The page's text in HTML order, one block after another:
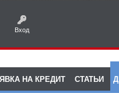
Вход
НА КРЕДИТ СТАТЬИ